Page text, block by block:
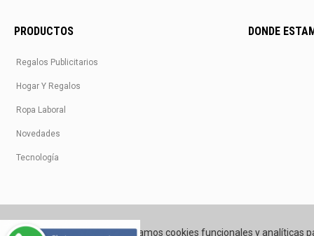
PRODUCTOS
Regalos Publicitarios
Hogar Y Regalos
Ropa Laboral
Novedades
Tecnología
DONDE
Utilizamos cookies funcionales y analíticas